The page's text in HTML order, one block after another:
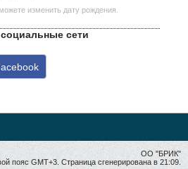
изменить дату рождения.
сети
ОО "БРИК"
пояс GMT+3. Страница сгенерирована в 21:09.